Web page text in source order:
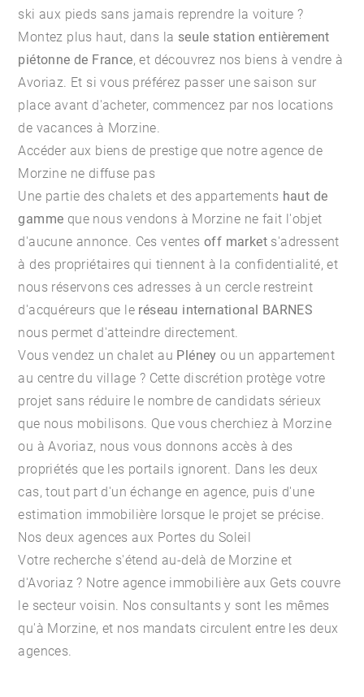
ski aux pieds sans jamais reprendre la voiture ?
Montez plus haut, dans la seule station entièrement
piétonne de France, et découvrez nos biens à vendre à
Avoriaz . Et si vous préférez passer une saison sur
place avant d'acheter, commencez par nos locations
de vacances à Morzine
Accéder aux biens de prestige que notre agence de
Morzine ne diffuse pas
Une partie des chalets et des appartements haut de
gamme que nous vendons à Morzine ne fait l'objet
d'aucune annonce. Ces ventesoff market s'adressent
à des propriétaires qui tiennent à la confidentialité, et
nous réservons ces adresses à un cercle restreint
d'acquéreurs que le réseau international BARNES
nous permet d'atteindre directement.
Vous vendez un chalet au Pléney ou un appartement
au centre du village ? Cette discrétion protège votre
projet sans réduire le nombre de candidats sérieux
que nous mobilisons. Que vous cherchiez à Morzine
ou à Avoriaz, nous vous donnons accès à des
propriétés que les portails ignorent. Dans les deux
cas, tout part d'un échange en agence, puis d'une
estimation immobilière lorsque le projet se précise.
Nos deux agences aux Portes du Soleil
Votre recherche s'étend au-delà de Morzine et
d'Avoriaz ? Notre agence immobilière aux Gets couvre
le secteur voisin. Nos consultants y sont les mêmes
qu'à Morzine, et nos mandats circulent entre les deux
agences.